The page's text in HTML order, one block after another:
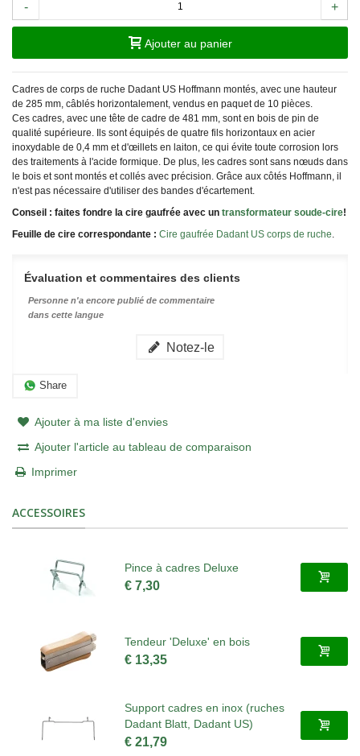
- +
Ajouter au panier
Cadres de corps de ruche Dadant US Hoffmann montés, avec une hauteur
de 285 mm, câblés horizontalement, vendus en paquet de 10 pièces.
Ces cadres, avec une tête de cadre de 481 mm, sont en bois de pin de
qualité supérieure. Ils sont équipés de quatre fils horizontaux en acier
inoxydable de 0,4 mm et d'œillets en laiton, ce qui évite toute corrosion lors
des traitements à l'acide formique. De plus, les cadres sont sans nœuds dans
le bois et sont montés et collés avec précision. Grâce aux côtés Hoffmann, il
n'est pas nécessaire d'utiliser des bandes d'écartement.
Conseil : faites fondre la cire gaufrée avec un transformateur soude-cire!
Feuille de cire correspondante : Cire gaufrée Dadant US corps de ruche
Évaluation et commentaires des clients
Personne n'a encore publié de commentaire
dans cette langue
Notez-le
Share
Ajouter à ma liste d'envies
Ajouter l'article au tableau de comparaison
Imprimer
ACCESSOIRES
Pince à cadres Deluxe
€ 7,30
Tendeur 'Deluxe' en bois
€ 13,35
Support cadres en inox (ruches
Dadant Blatt, Dadant US)
€ 21,79